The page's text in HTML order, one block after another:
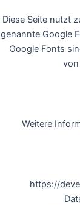
Diese Seite nutzt
genannte Google
Google Fonts
Weitere
https://